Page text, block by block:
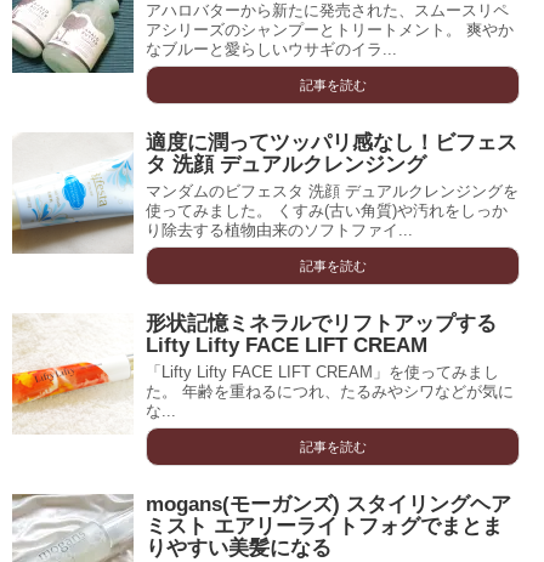
アハロバターから新たに発売された、スムースリペ
アシリーズのシャンプーとトリートメント。 爽やか
なブルーと愛らしいウサギのイラ...
記事を読む
適度に潤ってツッパリ感なし！ビフェス
タ 洗顔 デュアルクレンジング
マンダムのビフェスタ 洗顔 デュアルクレンジングを
使ってみました。 くすみ(古い角質)や汚れをしっか
り除去する植物由来のソフトファイ...
記事を読む
形状記憶ミネラルでリフトアップする
Lifty Lifty FACE LIFT CREAM
「Lifty Lifty FACE LIFT CREAM」を使ってみまし
た。 年齢を重ねるにつれ、たるみやシワなどが気に
な...
記事を読む
mogans(モーガンズ) スタイリングヘア
ミスト エアリーライトフォグでまとま
りやすい美髪になる